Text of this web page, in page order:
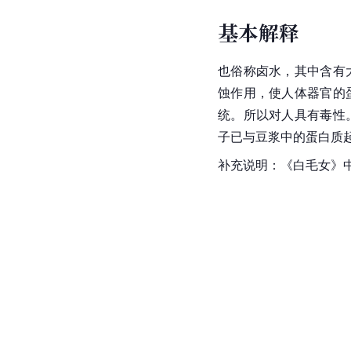
基本解释
也俗称卤水 ，其中含
蚀作用，使人体器官的
统。所以对人具有毒
子已与豆浆中的蛋白质
补充说明：《白毛女》